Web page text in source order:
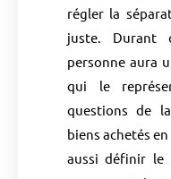
régler la
juste. Durant
personne aura
qui le
questions de
biens achetés
aussi définir le